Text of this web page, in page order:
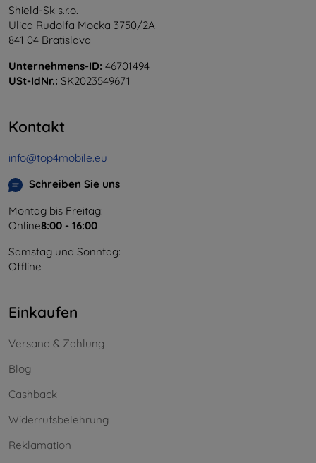
Shield-Sk s.r.o.
Ulica Rudolfa Mocka 3750/2A
841 04 Bratislava
Unternehmens-ID: 46701494
USt-IdNr.: SK2023549671
Kontakt
info@top4mobile.eu
Schreiben Sie uns
Montag bis Freitag:
Online8:00 - 16:00
Samstag und Sonntag:
Offline
Einkaufen
Versand & Zahlung
Blog
Cashback
Widerrufsbelehrung
Reklamation